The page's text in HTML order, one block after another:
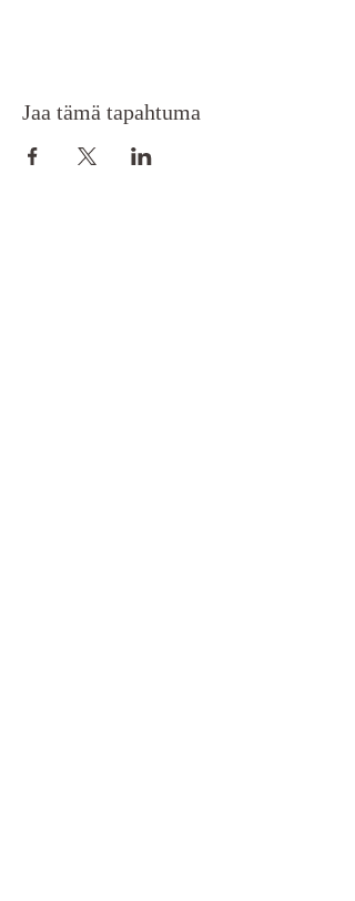
Jaa tämä tapahtuma